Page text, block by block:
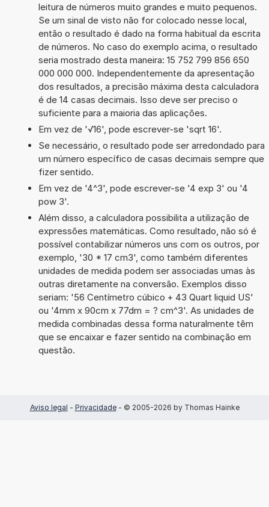
leitura de números muito grandes e muito pequenos.
Se um sinal de visto não for colocado nesse local,
então o resultado é dado na forma habitual da escrita
de números. No caso do exemplo acima, o resultado
seria mostrado desta maneira: 15 752 799 856 650
000 000 000. Independentemente da apresentação
dos resultados, a precisão máxima desta calculadora
é de 14 casas decimais. Isso deve ser preciso o
suficiente para a maioria das aplicações.
Em vez de '√16', pode escrever-se 'sqrt 16'.
Se necessário, o resultado pode ser arredondado para
um número específico de casas decimais sempre que
fizer sentido.
Em vez de '4^3', pode escrever-se '4 exp 3' ou '4
pow 3'.
Além disso, a calculadora possibilita a utilização de
expressões matemáticas. Como resultado, não só é
possível contabilizar números uns com os outros, por
exemplo, '30 * 17 cm3', como também diferentes
unidades de medida podem ser associadas umas às
outras diretamente na conversão. Exemplos disso
seriam: '56 Centímetro cúbico + 43 Quart liquid US'
ou '4mm x 90cm x 77dm = ? cm^3'. As unidades de
medida combinadas dessa forma naturalmente têm
que se encaixar e fazer sentido na combinação em
questão.
Aviso legal - Privacidade- © 2005-2026 by Thomas Hainke